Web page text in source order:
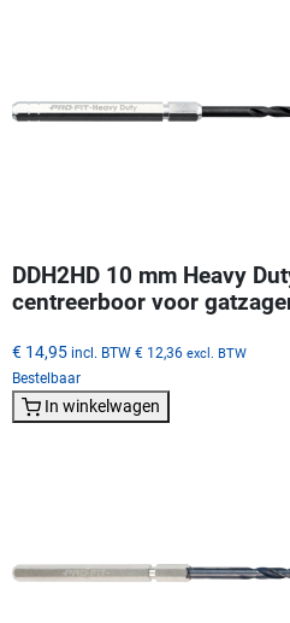
DDH2HD 10 mm Heavy
centreerboor voor
€ 14,95 incl. BTW € 12,36 excl. BTW
Bestelbaar
In winkelwagen